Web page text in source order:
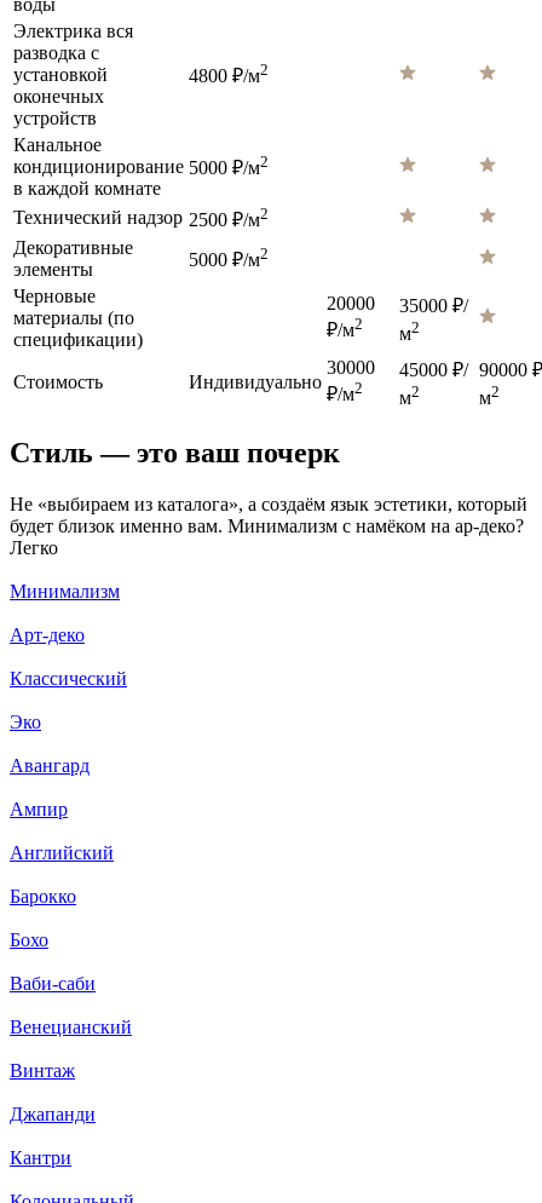
Стоимость Индивидуально
30000
₽/м2
45000 ₽/
м2
90000
м2
воды
Электрика вся
разводка с
установкой
оконечных
устройств
4800 ₽/м2
Канальное
кондиционирование
в каждой комнате
5000 ₽/м2
Технический надзор 2500 ₽/м2
Декоративные
элементы
5000 ₽/м2
Черновые
материалы (по
спецификации)
20000
₽/м2
35000 ₽/
м2
Стиль — это ваш почерк
Не «выбираем из каталога», а создаём язык эстетики, который
будет близок именно вам. Минимализм с намёком на ар-деко?
Легко
Минимализм
Арт-деко
Классический
Эко
Авангард
Ампир
Английский
Барокко
Бохо
Ваби-саби
Венецианский
Винтаж
Джапанди
Кантри